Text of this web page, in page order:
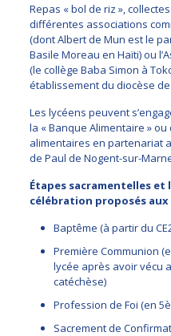
Repas « bol de riz »,
différentes associations
(dont Albert de Mun est le
Basile Moreau en Haïti) ou
(le collège Baba Simon à
établissement du diocèse de
Les lycéens peuvent
la « Banque Alimentaire »
alimentaires en partenariat
de Paul de Nogent-sur-
Étapes sacramentelles et
célébration proposés aux
Baptême (à partir du
Première Communion
lycée après avoir vécu
catéchèse)
Profession de Foi (en
Sacrement de